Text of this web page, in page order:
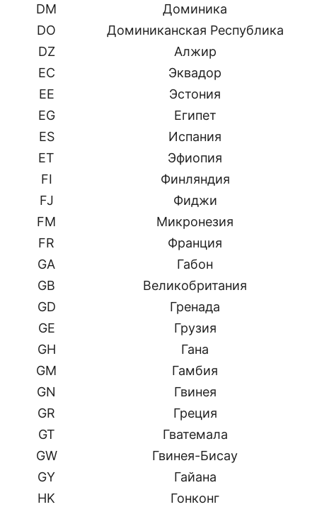
DM
Доминика
DO
Доминиканская Республика
DZ
Алжир
EC
Эквадор
EE
Эстония
EG
Египет
ES
Испания
ET
Эфиопия
FI
Финляндия
FJ
Фиджи
FM
Микронезия
FR
Франция
GA
Габон
GB
Великобритания
GD
Гренада
GE
Грузия
GH
Гана
GM
Гамбия
GN
Гвинея
GR
Греция
GT
Гватемала
GW
Гвинея-Бисау
GY
Гайана
HK
Гонконг